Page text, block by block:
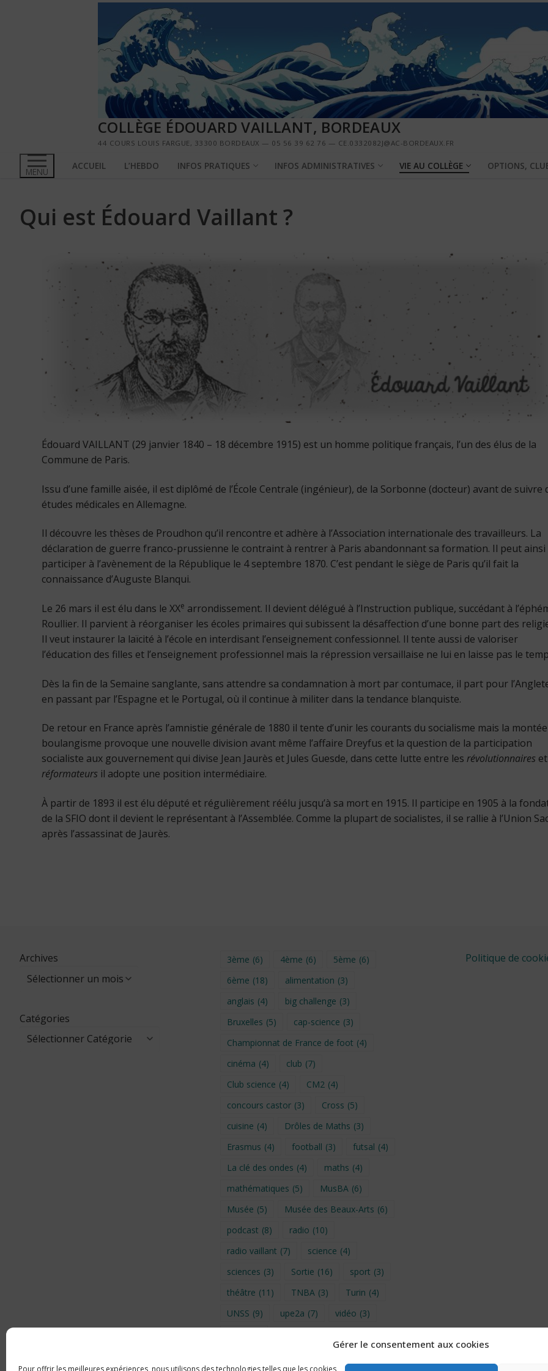
Gérer le consentement aux cookies
Pour offrir les meilleures expériences, nous utilisons des technologies telles que les cookies
COLLÈGE ÉDOUARD VAILLANT, BORDEAUX
44 COURS LOUIS FARGUE, 33300 BORDEAUX — 05 56 39 62 76 — CE.0332082J@AC-BORDEAUX.FR
MENU ACCUEIL L’HEBDO INFOS PRATIQUES INFOS ADMINISTRATIVES VIE AU COLLÈGE OPTIONS,
Qui est Édouard Vaillant ?
Édouard VAILLANT (29 janvier 1840 – 18 décembre 1915) est un homme politique français, l’un des élus de la
Commune de Paris.
Issu d’une famille aisée, il est diplômé de l’École Centrale (ingénieur), de la Sorbonne (docteur) avant de suivre
études médicales en Allemagne.
Il découvre les thèses de Proudhon qu’il rencontre et adhère à l’Association internationale des travailleurs. La
déclaration de guerre franco-prussienne le contraint à rentrer à Paris abandonnant sa formation. Il peut ainsi
participer à l’avènement de la République le 4 septembre 1870. C’est pendant le siège de Paris qu’il fait la
connaissance d’Auguste Blanqui.
Le 26 mars il est élu dans le XXe arrondissement. Il devient délégué à l’Instruction publique, succédant à
Roullier. Il parvient à réorganiser les écoles primaires qui subissent la désaffection d’une bonne part des
Il veut instaurer la laïcité à l’école en interdisant l’enseignement confessionnel. Il tente aussi de valoriser
l’éducation des filles et l’enseignement professionnel mais la répression versaillaise ne lui en laisse pas le
Dès la fin de la Semaine sanglante, sans attendre sa condamnation à mort par contumace, il part pour
en passant par l’Espagne et le Portugal, où il continue à militer dans la tendance blanquiste.
De retour en France après l’amnistie générale de 1880 il tente d’unir les courants du socialisme mais la
boulangisme provoque une nouvelle division avant même l’affaire Dreyfus et la question de la participation
socialiste aux gouvernement qui divise Jean Jaurès et Jules Guesde, dans cette lutte entre les révolutionnaires
réformateurs il adopte une position intermédiaire.
À partir de 1893 il est élu député et régulièrement réélu jusqu’à sa mort en 1915. Il participe en 1905 à la
de la SFIO dont il devient le représentant à l’Assemblée. Comme la plupart de socialistes, il se rallie à l’Union
après l’assassinat de Jaurès.
Archives
Catégories
3ème (6) 4ème (6) 5ème (6)
6ème (18) alimentation (3)
anglais (4) big challenge (3)
Bruxelles (5) cap-science (3)
Championnat de France de foot (4)
cinéma (4) club (7)
Club science (4) CM2 (4)
concours castor (3) Cross (5)
cuisine (4) Drôles de Maths (3)
Erasmus (4) football (3) futsal (4)
La clé des ondes (4) maths (4)
mathématiques (5) MusBA (6)
Musée (5) Musée des Beaux-Arts (6)
podcast (8) radio (10)
radio vaillant (7) science (4)
sciences (3) Sortie (16) sport (3)
théâtre (11) TNBA (3) Turin (4)
UNSS (9) upe2a (7) vidéo (3)
Politique de